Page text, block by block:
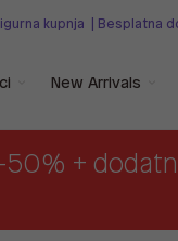
kupnja Besplatna
New Arrivals
50% +